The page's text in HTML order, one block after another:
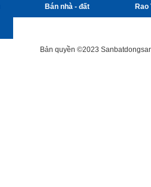
Bán nhà - đất Rao
Bản quyền ©2023